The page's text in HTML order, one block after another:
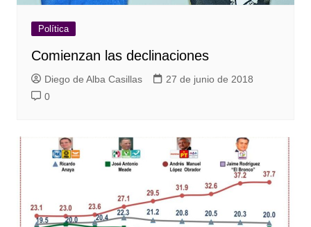
Política
Comienzan las declinaciones
Diego de Alba Casillas
27 de junio de 2018
0